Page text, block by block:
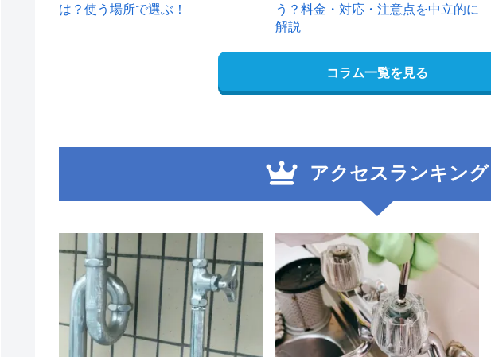
は？使う場所で選ぶ！
う？料金・対応・注意点を中立的に
解説
コラム一覧を見る
アクセスランキング
1 2